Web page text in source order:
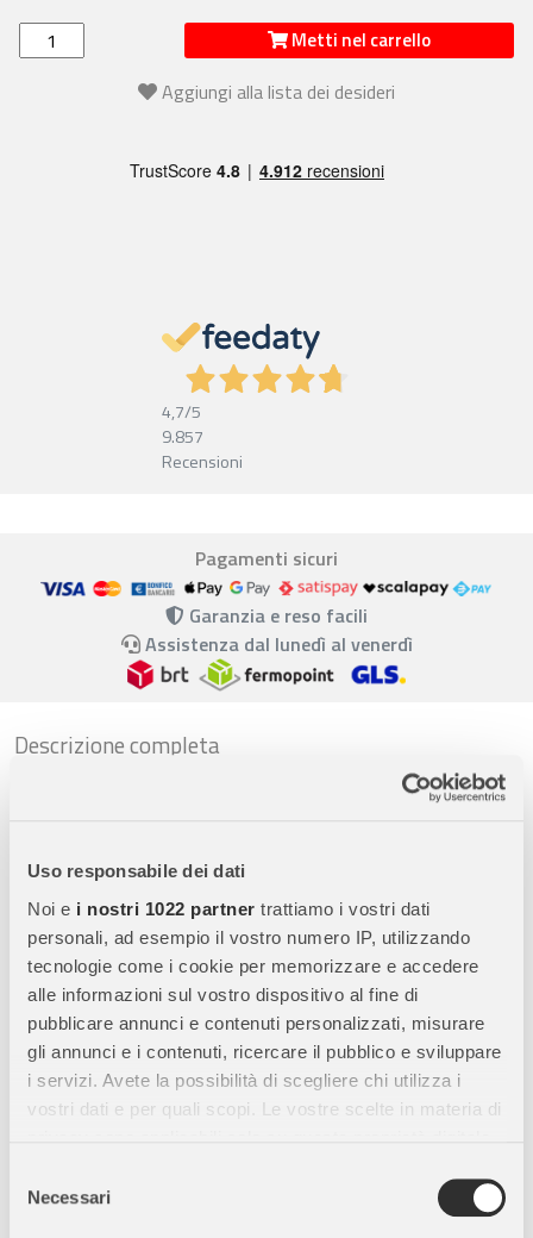
Uso responsabile dei dati
Noi e i nostri 1022 partner trattiamo i vostri dati
personali, ad esempio il vostro numero IP, utilizzando
tecnologie come i cookie per memorizzare e accedere
alle informazioni sul vostro dispositivo al fine di
pubblicare annunci e contenuti personalizzati, misurare
gli annunci e i contenuti, ricercare il pubblico e sviluppare
i servizi. Avete la possibilità di scegliere chi utilizza i
vostri dati e per quali scopi. Le vostre scelte in materia di
modificare o revocare il proprio consenso in qualsiasi
momento dalla Dichiarazione sui cookie o facendo clic
delNecessari
Metti nel carrello
Aggiungi alla lista dei desideri
4,7/5
9.857
Recensioni
Pagamenti sicuri
Garanzia e reso facili
Assistenza dal lunedì al venerdì
Descrizione completa
Schleich Giumenta Paint Horse – Miniatura
LaSchleich Giumenta Paint Horse
dettagliata e dipinta a mano che rappresenta fedelmente una
delle razze equine più riconoscibili e apprezzate. Grazie al suo
mantello a macchie tipico del Paint Horse, questa figura è
un’aggiunta affascinante a qualsiasi collezione Schleich.
Distinzione tra Paint Horse e Pinto
riconosciuta
. La Giumenta Paint Horse Schleich riproduce
fedelmente questa distinzione, offrendo un modello realistico